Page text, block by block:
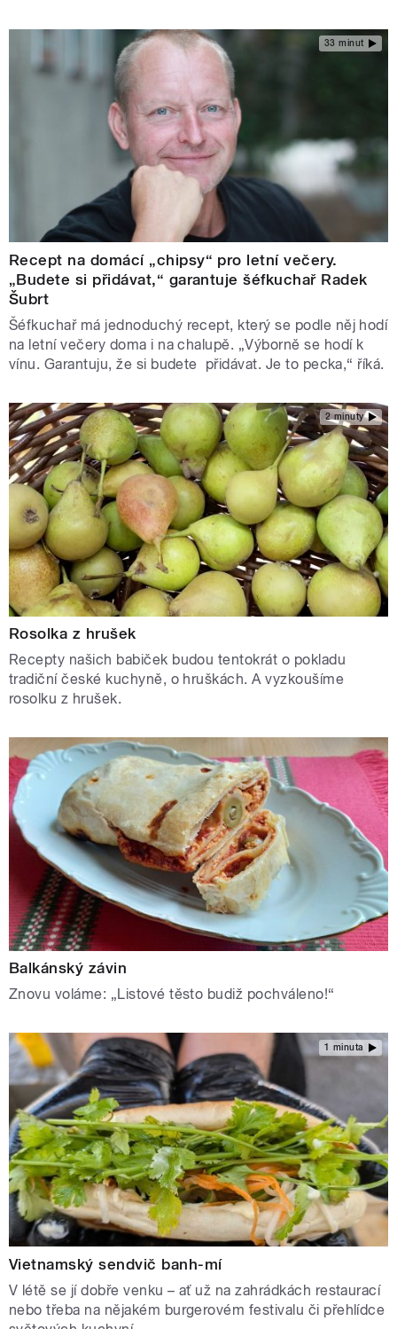
33 minut
Recept na domácí „chipsy“ pro letní večery.
„Budete si přidávat,“ garantuje šéfkuchař Radek
Šubrt
Šéfkuchař má jednoduchý recept, který se podle něj hodí
na letní večery doma i na chalupě. „Výborně se hodí k
vínu. Garantuju, že si budete přidávat. Je to pecka,“ říká.
2 minuty
Rosolka z hrušek
Recepty našich babiček budou tentokrát o pokladu
tradiční české kuchyně, o hruškách. A vyzkoušíme
rosolku z hrušek.
Balkánský závin
Znovu voláme: „Listové těsto budiž pochváleno!“
1 minuta
Vietnamský sendvič banh-mí
V létě se jí dobře venku – ať už na zahrádkách restaurací
nebo třeba na nějakém burgerovém festivalu či přehlídce